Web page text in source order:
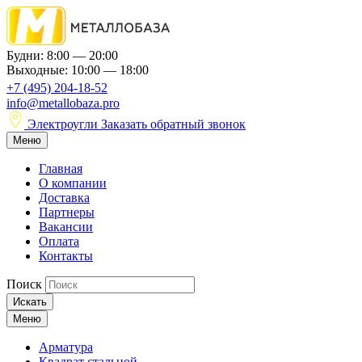
Будни: 8:00 — 20:00
Выходные: 10:00 — 18:00
+7 (495) 204-18-52
info@metallobaza.pro
Электроугли Заказать обратный звонок
Меню
Главная
О компании
Доставка
Партнеры
Вакансии
Оплата
Контакты
Поиск
Искать
Меню
Арматура